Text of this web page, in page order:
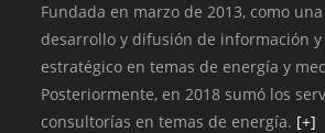
Fundada en marzo de 2013, como
desarrollo y difusión de información y
estratégico en temas de energía y
Posteriormente, en 2018 sumó los
consultorías en temas de energía. [+]